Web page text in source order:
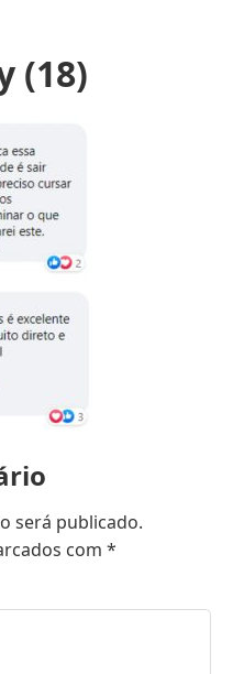
(18)
será publicado.
com *